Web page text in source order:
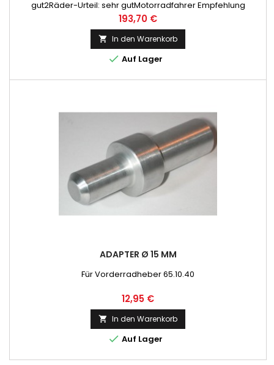
gut2Räder-Urteil: sehr gutMotorradfahrer Empfehlung
Preis
193,70 €
 In den Warenkorb
 Auf Lager
ADAPTER Ø 15 MM
Für Vorderradheber 65.10.40
Preis
12,95 €
 In den Warenkorb
 Auf Lager